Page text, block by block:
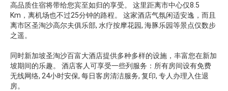
高品质住宿将带给您宾至如归的享受。 这里距离市中心仅8.5
Km，离机场也不过25分钟的路程。 这家酒店气氛闲适安逸，而且
离市区圣淘沙高尔夫俱乐部, 水疗按摩花园, 海豚乐园等景点仅数步
之遥。
同时新加坡圣淘沙百富大酒店提供多种多样的设施，丰富您在新加
坡期间的乐趣。 酒店客人可享受一些列服务：所有房间设有免费
无线网络, 24小时安保, 每日客房清洁服务, 复印, 专人办理入住退
房。